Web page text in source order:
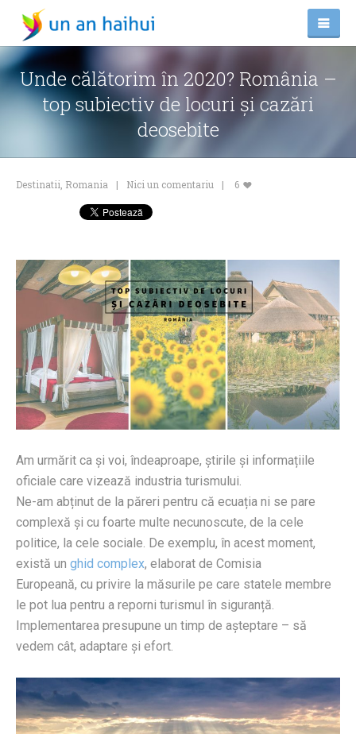
Unde călătorim în 2020? România –
top subiectiv de locuri și cazări
deosebite
Destinatii Romania Nici un comentariu 6
Am urmărit ca și voi, îndeaproape, știrile și informațiile
oficiale care vizează industria turismului.
Ne-am abținut de la păreri pentru că ecuația ni se pare
complexă și cu foarte multe necunoscute, de la cele
politice, la cele sociale. De exemplu, în acest moment,
există un ghid complex, elaborat de Comisia
Europeană, cu privire la măsurile pe care statele membre
le pot lua pentru a reporni turismul în siguranță.
Implementarea presupune un timp de așteptare – să
vedem cât, adaptare și efort.